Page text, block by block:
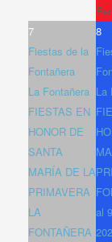
7
Fiestas de la
Fontañera
La Fontañera
FIESTAS EN
HONOR DE
SANTA
MARÍA DE LA
PRIMAVERA
LA
FONTAÑERA
8
La
al